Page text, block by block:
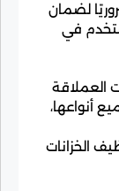
لضمان
في
العملاقة
أنواعها،
الخزانات